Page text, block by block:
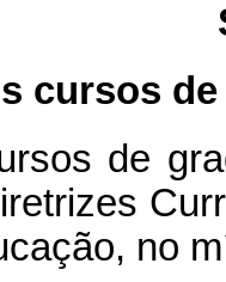
cursos
de
no